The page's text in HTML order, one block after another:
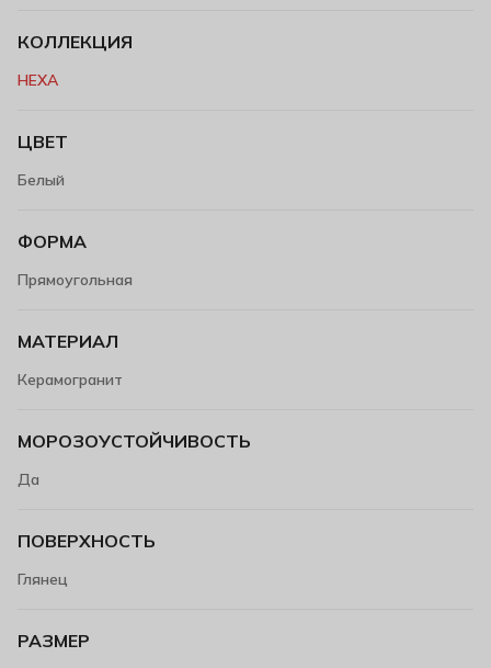
КОЛЛЕКЦИЯ
HEXA
ЦВЕТ
Белый
ФОРМА
Прямоугольная
МАТЕРИАЛ
Керамогранит
МОРОЗОУСТОЙЧИВОСТЬ
Да
ПОВЕРХНОСТЬ
Глянец
РАЗМЕР